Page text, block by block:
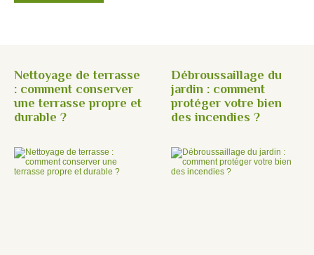
Nettoyage de terrasse
: comment conserver
une terrasse propre et
durable ?
Débroussaillage du
jardin : comment
protéger votre bien
des incendies ?